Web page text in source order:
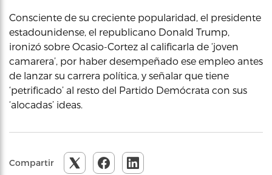
Consciente de su creciente popularidad, el presidente
estadounidense, el republicano Donald Trump,
ironizó sobre Ocasio-Cortez al calificarla de ‘joven
camarera’, por haber desempeñado ese empleo antes
de lanzar su carrera política, y señalar que tiene
‘petrificado’ al resto del Partido Demócrata con sus
‘alocadas’ ideas.
Compartir